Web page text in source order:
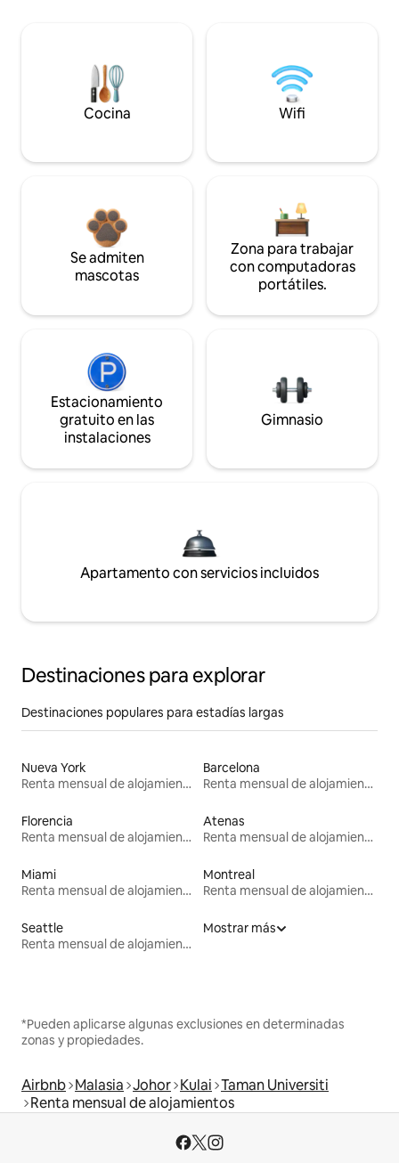
Cocina Wifi
Se admiten
mascotas
Zona para trabajar
con computadoras
portátiles.
Estacionamiento
gratuito en las
instalaciones
Gimnasio
Apartamento con servicios incluidos
Destinaciones para explorar
Destinaciones populares para estadías largas
Nueva York
Renta mensual de alojamientos
Barcelona
Renta mensual de alojamientos
Florencia
Renta mensual de alojamientos
Atenas
Renta mensual de alojamientos
Miami
Renta mensual de alojamientos
Montreal
Renta mensual de alojamientos
Seattle
Renta mensual de alojamientos
Mostrar más
*Pueden aplicarse algunas exclusiones en determinadas
zonas y propiedades.
Airbnb Malasia Johor Kulai Taman Universiti
Renta mensual de alojamientos